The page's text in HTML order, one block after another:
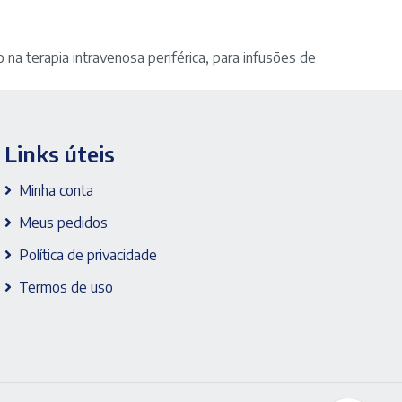
terapia intravenosa periférica, para infusões de
Links úteis
Minha conta
Meus pedidos
Política de privacidade
Termos de uso